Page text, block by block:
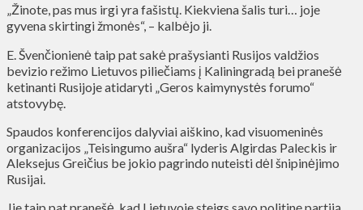
„Žinote, pas mus irgi yra fašistų. Kiekviena šalis turi… joje
gyvena skirtingi žmonės“, – kalbėjo ji.
E. Švenčionienė taip pat sakė prašysianti Rusijos valdžios
bevizio režimo Lietuvos piliečiams į Kaliningradą bei pranešė
ketinanti Rusijoje atidaryti „Geros kaimynystės forumo“
atstovybę.
Spaudos konferencijos dalyviai aiškino, kad visuomeninės
organizacijos „Teisingumo aušra“ lyderis Algirdas Paleckis ir
Aleksejus Greičius be jokio pagrindo nuteisti dėl šnipinėjimo
Rusijai.